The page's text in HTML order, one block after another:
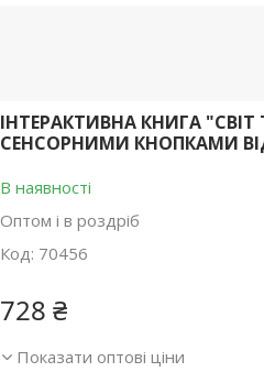
ІНТЕРАКТИВНА КНИГА "СВІТ
СЕНСОРНИМИ КНОПКАМИ
В наявності
Оптом і в роздріб
Код: 70456
728 ₴
Показати оптові ціни